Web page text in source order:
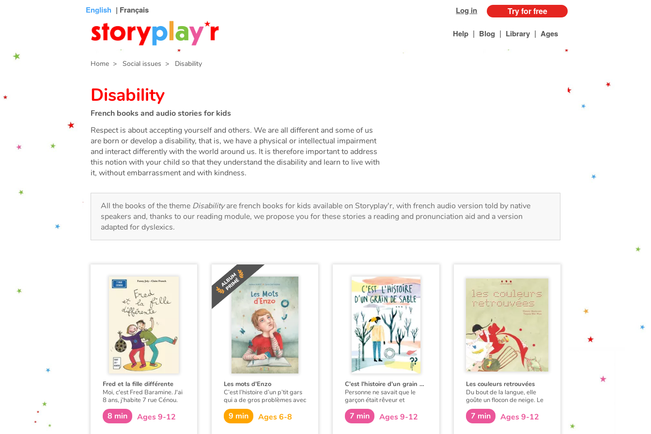
English | Français Log in Try for free
Help | Blog | Library | Ages
Home > Social issues > Disability
Disability
French books and audio stories for kids
Respect is about accepting yourself and others. We are all different and some of us
are born or develop a disability, that is, we have a physical or intellectual impairment
and interact differently with the world around us. It is therefore important to address
this notion with your child so that they understand the disability and learn to live with
it, without embarrassment and with kindness.
All the books of the theme Disabilityare french books for kids available on Storyplay'r, with french audio version told by native
speakers and, thanks to our reading module, we propose you for these stories a reading and pronunciation aid and a version
adapted for dyslexics.
Fred et la fille différente
Moi, c'est Fred Baramine. J'ai
8 ans, j'habite 7 rue Cénou.
Samedi, la journée avait
super bien commencé : avec
Maman, on regardait les
8 min Ages 9-12
Les mots d'Enzo
C’est l’histoire d’un p’tit gars
qui a de gros problèmes avec
les mots... Pourtant, il ne
ménage pas sa peine pour
apprendre à lire et à écrire. Si
9 min Ages 6-8
C'est l'histoire d'un grain de sable
Personne ne savait que le
garçon était rêveur et
maladroit parce que le grain
de sable était déjà là...
7 min Ages 9-12
Les couleurs retrouvées
Du bout de la langue, elle
goûte un flocon de neige. Le
froid, ce froid-là, devient la
couleur blanche. Un froid vif,
sévère, un froid sec peut-
7 min Ages 9-12